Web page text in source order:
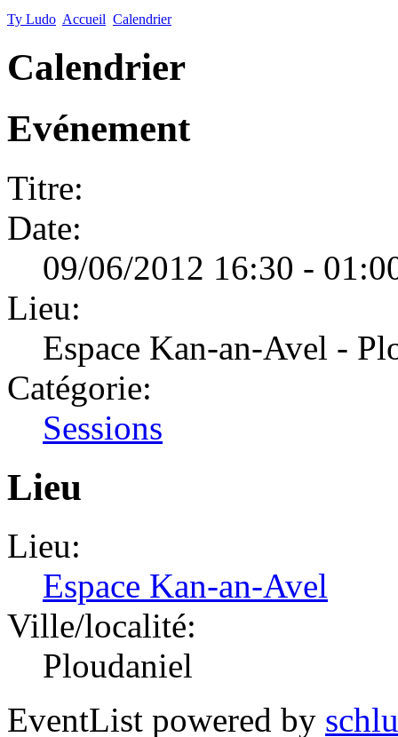
Ty Ludo Accueil Calendrier
Calendrier
Evénement
Titre:
Date:
09/06/2012 16:30 -
Lieu:
Espace Kan-an-Avel -
Catégorie:
Sessions
Lieu
Lieu:
Espace Kan-an-Avel
Ville/localité:
Ploudaniel
EventList powered by